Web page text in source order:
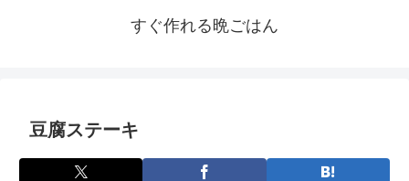
すぐ作れる晩ごはん
豆腐ステーキ